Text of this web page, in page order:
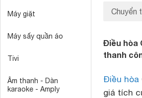
Máy giặt
Máy sấy quần áo
Tivi
Âm thanh - Dàn
karaoke - Amply
Chuyển
Điều hòa
thanh
Điều hòa
giá tích